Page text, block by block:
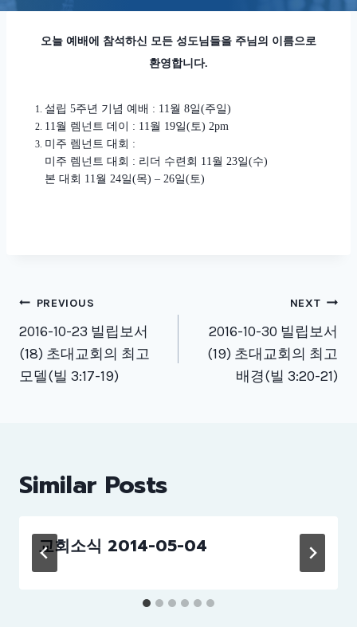
오늘 예배에 참석하신 모든 성도님들을 주님의 이름으로
환영합니다.
설립 5주년 기념 예배 : 11월 8일(주일)
11월 렘넌트 데이 : 11월 19일(토) 2pm
미주 렘넌트 대회 :
미주 렘넌트 대회 : 리더 수련회 11월 23일(수)
본 대회 11월 24일(목) – 26일(토)
Post
navigation
PREVIOUS
2016-10-23 빌립보서
(18) 초대교회의 최고
모델(빌 3:17-19)
NEXT
2016-10-30 빌립보서
(19) 초대교회의 최고
배경(빌 3:20-21)
Similar Posts
교회소식 2014-05-04